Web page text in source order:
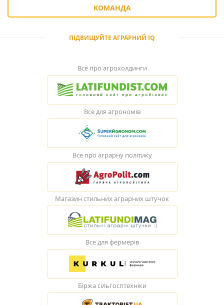
КОМАНДА
ПІДВИЩУЙТЕ АГРАРНИЙ IQ
Все про агрохолдинги
Все для агрономів
Все про аграрну політику
Магазин стильних аграрних штучок
Все для фермерів
Біржа сільгосптехніки